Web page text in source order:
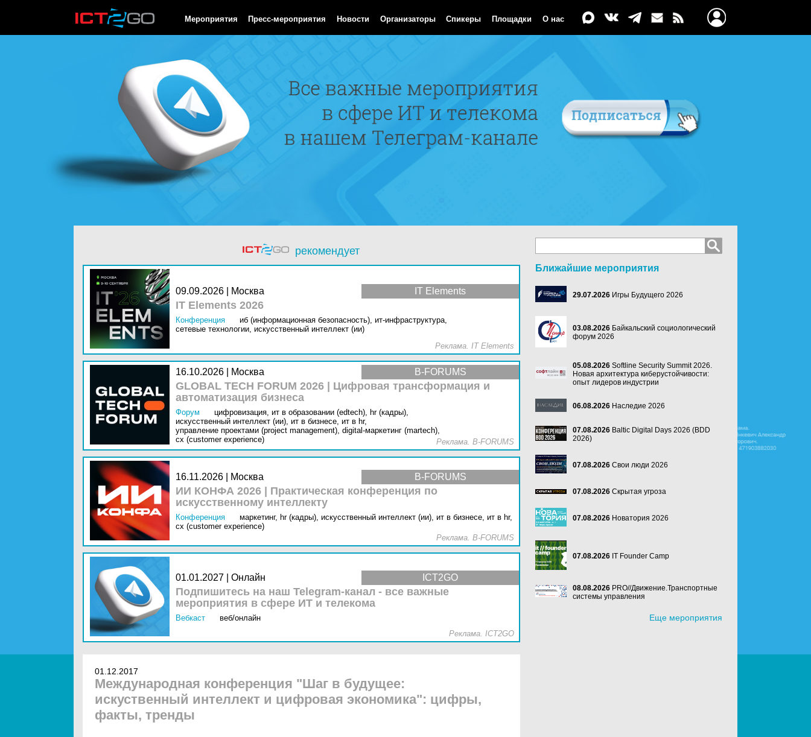
Мероприятия Пресс-мероприятия Новости Организаторы Спикеры Площадки О нас
рекомендует
IT Elements
09.09.2026 | Москва
IT Elements 2026
Конференция иб (информационная безопасность), ит-инфраструктура,
сетевые технологии, искусственный интеллект (ии)
Реклама. IT Elements
B-FORUMS
16.10.2026 | Москва
GLOBAL TECH FORUM 2026 | Цифровая трансформация и
автоматизация бизнеса
Форум цифровизация, ит в образовании (edtech), hr (кадры),
искусственный интеллект (ии), ит в бизнесе, ит в hr,
управление проектами (project management), digital-маркетинг (martech),
cx (customer experience)
Реклама. B-FORUMS
B-FORUMS
16.11.2026 | Москва
ИИ КОНФА 2026 | Практическая конференция по
искусственному интеллекту
Конференция маркетинг, hr (кадры), искусственный интеллект (ии), ит в бизнесе, ит в hr,
cx (customer experience)
Реклама. B-FORUMS
ICT2GO
01.01.2027 | Онлайн
Подпишитесь на наш Telegram-канал - все важные
мероприятия в сфере ИТ и телекома
Вебкаст
веб/онлайн
Реклама. ICT2GO
01.12.2017
Международная конференция "Шаг в будущее:
искуственный интеллект и цифровая экономика": цифры,
факты, тренды
Ближайшие мероприятия
29.07.2026 Игры Будущего 2026
03.08.2026 Байкальский социологический
форум 2026
05.08.2026 Softline Security Summit 2026.
Новая архитектура киберустойчивости:
опыт лидеров индустрии
06.08.2026 Наследие 2026
07.08.2026 Baltic Digital Days 2026 (BDD
2026)
07.08.2026 Свои люди 2026
07.08.2026 Скрытая угроза
07.08.2026 Новатория 2026
07.08.2026 IT Founder Camp
08.08.2026 PRO//Движение.Транспортные
системы управления
Еще мероприятия